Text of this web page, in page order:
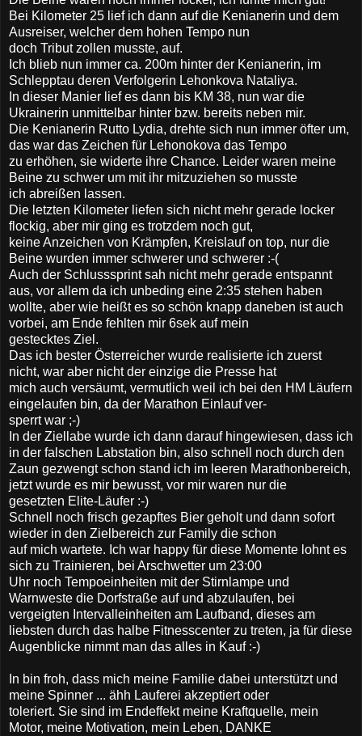
Bei Kilometer 25 lief ich dann auf die Kenianerin und dem
Ausreiser, welcher dem hohen Tempo nun
doch Tribut zollen musste, auf.
Ich blieb nun immer ca. 200m hinter der Kenianerin, im
Schlepptau deren Verfolgerin Lehonkova Nataliya.
In dieser Manier lief es dann bis KM 38, nun war die
Ukrainerin unmittelbar hinter bzw. bereits neben mir.
Die Kenianerin Rutto Lydia, drehte sich nun immer öfter um,
das war das Zeichen für Lehonokova das Tempo
zu erhöhen, sie widerte ihre Chance. Leider waren meine
Beine zu schwer um mit ihr mitzuziehen so musste
ich abreißen lassen.
Die letzten Kilometer liefen sich nicht mehr gerade locker
flockig, aber mir ging es trotzdem noch gut,
keine Anzeichen von Krämpfen, Kreislauf on top, nur die
Beine wurden immer schwerer und schwerer :-(
Auch der Schlusssprint sah nicht mehr gerade entspannt
aus, vor allem da ich unbeding eine 2:35 stehen haben
wollte, aber wie heißt es so schön knapp daneben ist auch
vorbei, am Ende fehlten mir 6sek auf mein
gestecktes Ziel.
Das ich bester Österreicher wurde realisierte ich zuerst
nicht, war aber nicht der einzige die Presse hat
mich auch versäumt, vermutlich weil ich bei den HM Läufern
eingelaufen bin, da der Marathon Einlauf ver-
sperrt war ;-)
In der Ziellabe wurde ich dann darauf hingewiesen, dass ich
in der falschen Labstation bin, also schnell noch durch den
Zaun gezwengt schon stand ich im leeren Marathonbereich,
jetzt wurde es mir bewusst, vor mir waren nur die
gesetzten Elite-Läufer :-)
Schnell noch frisch gezapftes Bier geholt und dann sofort
wieder in den Zielbereich zur Family die schon
auf mich wartete. Ich war happy für diese Momente lohnt es
sich zu Trainieren, bei Arschwetter um 23:00
Uhr noch Tempoeinheiten mit der Stirnlampe und
Warnweste die Dorfstraße auf und abzulaufen, bei
vergeigten Intervalleinheiten am Laufband, dieses am
liebsten durch das halbe Fitnesscenter zu treten, ja für diese
Augenblicke nimmt man das alles in Kauf :-)
In bin froh, dass mich meine Familie dabei unterstützt und
meine Spinner ... ähh Lauferei akzeptiert oder
toleriert. Sie sind im Endeffekt meine Kraftquelle, mein
Motor, meine Motivation, mein Leben, DANKE